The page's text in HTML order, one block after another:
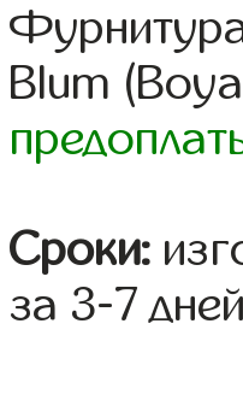
Blum
Сроки:
за 3-7